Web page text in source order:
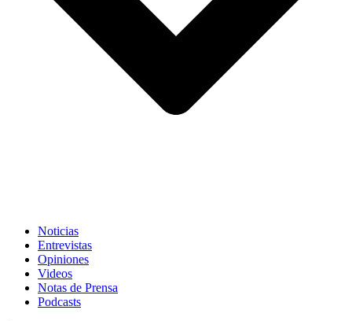
Noticias
Entrevistas
Opiniones
Videos
Notas de Prensa
Podcasts